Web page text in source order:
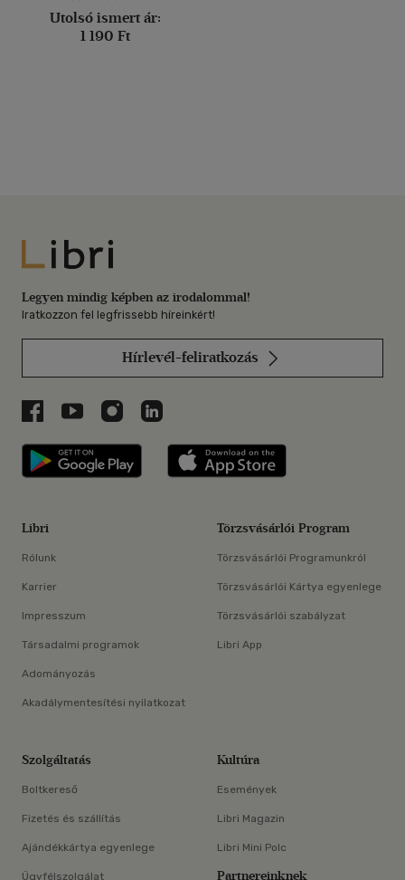
Utolsó ismert ár:
1 190 Ft
Libri
Legyen mindig képben az irodalommal!
Iratkozzon fel legfrissebb híreinkért!
Hírlevél-feliratkozás
Libri a Facebookon
Libri a Youtube-on
Libri az Instagramon
Libri a LinkedInen
Libri applikáció Szerezd meg: Google
Libri
Rólunk
Karrier
Impresszum
Társadalmi programok
Adományozás
Akadálymentesítési nyilatkozat
Törzsvásárlói Program
Törzsvásárlói Programunkról
Törzsvásárlói Kártya egyenlege
Törzsvásárlói szabályzat
Libri App
Szolgáltatás
Boltkereső
Fizetés és szállítás
Ajándékkártya egyenlege
Ügyfélszolgálat
Kultúra
Események
Libri Magazin
Libri Mini Polc
Partnereinknek